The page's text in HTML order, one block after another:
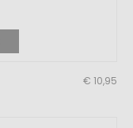
€ 10,95